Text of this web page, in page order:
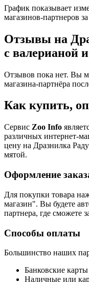
График показывает
магазинов-партнеров
Отзывы на
с валерианой
Отзывов пока нет. Вы
магазина-партнёра
Как купить,
Сервис Zoo Info
различных интернет-
цену на Дразнилка
мятой.
Оформление
Для покупки товара
магазин". Вы будете
партнера, где сможете
Способы оплаты
Большинство наших
Банковские
Наличные или